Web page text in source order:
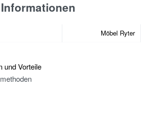
Möbel Ryter
und Vorteile